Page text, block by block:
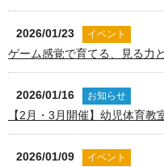
2026/01/23 イベント
ゲーム感覚で育てる、見る力
2026/01/16 お知らせ
【2月・3月開催】幼児体育
2026/01/09 イベント